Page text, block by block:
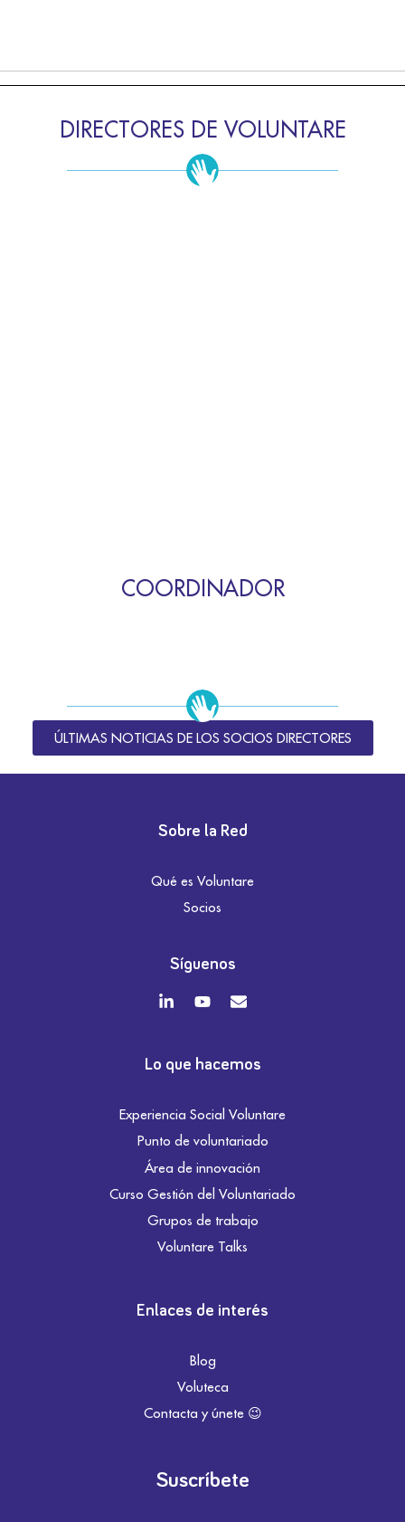
DIRECTORES DE VOLUNTARE
COORDINADOR
ÚLTIMAS NOTICIAS DE LOS SOCIOS DIRECTORES
Sobre la Red
Qué es Voluntare
Socios
Síguenos
Lo que hacemos
Experiencia Social Voluntare
Punto de voluntariado
Área de innovación
Curso Gestión del Voluntariado
Grupos de trabajo
Voluntare Talks
Enlaces de interés
Blog
Voluteca
Contacta y únete 😉
Suscríbete